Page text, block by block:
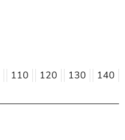
110 120 130 140